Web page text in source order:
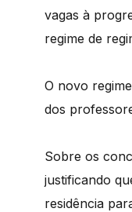
vagas à
regime de
O novo
dos
Sobre os
justificando
residência